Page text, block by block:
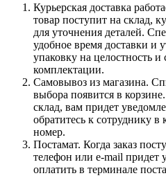
Курьерская доставка
товар поступит на склад,
для уточнения деталей.
удобное время доставки и
упаковку на целостность и
комплектации.
Самовывоз из магазина.
выбора появится в
склад, вам придет
обратитесь к сотруднику в
номер.
Постамат. Когда заказ
телефон или e-mail придет
оплатить в терминале